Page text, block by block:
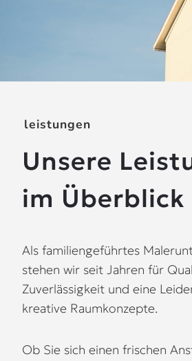
leistungen
Unsere
im Überblick
Als familiengeführtes
stehen wir seit Jahren für
Zuverlässigkeit und eine
kreative Raumkonzepte.
Ob Sie sich einen frischen